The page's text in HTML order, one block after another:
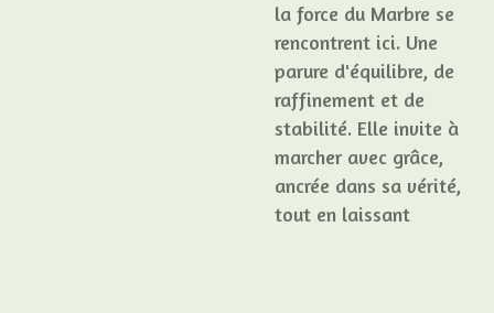
la force du Marbre se
rencontrent ici. Une
parure d'équilibre, de
raffinement et de
stabilité. Elle invite à
marcher avec grâce,
ancrée dans sa vérité,
tout en laissant